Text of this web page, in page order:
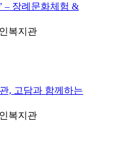
– 장례문화체험 &
복지관
, 고담과 함께하는
복지관